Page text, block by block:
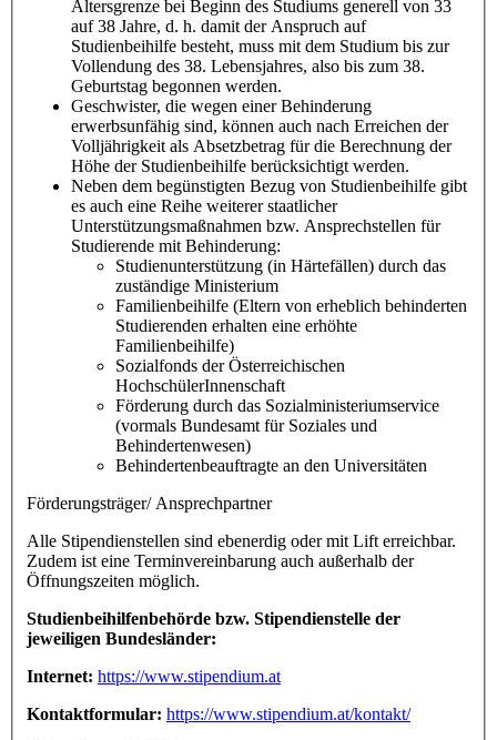
Altersgrenze bei Beginn des Studiums generell von 33
auf 38 Jahre, d. h. damit der Anspruch auf
Studienbeihilfe besteht, muss mit dem Studium bis zur
Vollendung des 38. Lebensjahres, also bis zum 38.
Geburtstag begonnen werden.
Geschwister, die wegen einer Behinderung
erwerbsunfähig sind, können auch nach Erreichen der
Volljährigkeit als Absetzbetrag für die Berechnung der
Höhe der Studienbeihilfe berücksichtigt werden.
Neben dem begünstigten Bezug von Studienbeihilfe gibt
es auch eine Reihe weiterer staatlicher
Unterstützungsmaßnahmen bzw. Ansprechstellen für
Studierende mit Behinderung:
Studienunterstützung (in Härtefällen) durch das
zuständige Ministerium
Familienbeihilfe (Eltern von erheblich behinderten
Studierenden erhalten eine erhöhte
Familienbeihilfe)
Sozialfonds der Österreichischen
HochschülerInnenschaft
Förderung durch das Sozialministeriumservice
(vormals Bundesamt für Soziales und
Behindertenwesen)
Behindertenbeauftragte an den Universitäten
Förderungsträger/ Ansprechpartner
Alle Stipendienstellen sind ebenerdig oder mit Lift erreichbar.
Zudem ist eine Terminvereinbarung auch außerhalb der
Öffnungszeiten möglich.
Studienbeihilfenbehörde bzw. Stipendienstelle der
jeweiligen Bundesländer:
Internet: https://www.stipendium.at
Kontaktformular: https://www.stipendium.at/kontakt/